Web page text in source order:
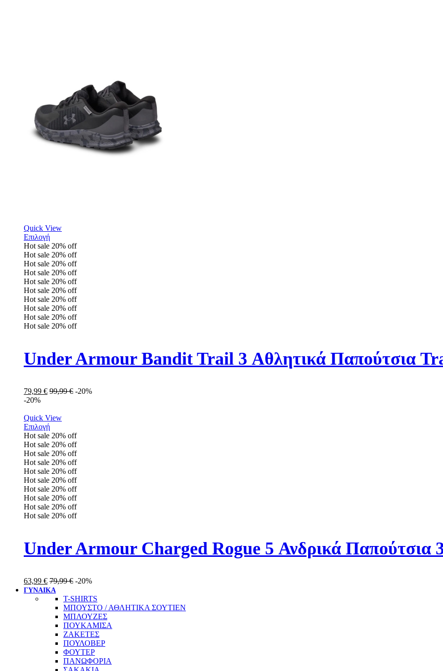
Quick View
Επιλογή
Hot sale 20% off
Hot sale 20% off
Hot sale 20% off
Hot sale 20% off
Hot sale 20% off
Hot sale 20% off
Hot sale 20% off
Hot sale 20% off
Hot sale 20% off
Hot sale 20% off
79,99 € 99,99€ -20%
-20%
Quick View
Επιλογή
Hot sale 20% off
Hot sale 20% off
Hot sale 20% off
Hot sale 20% off
Hot sale 20% off
Hot sale 20% off
Hot sale 20% off
Hot sale 20% off
Hot sale 20% off
Hot sale 20% off
Under Armour Charged Rogue 5 Ανδρικά Παπούτσια
63,99 € 79,99€ -20%
ΓΥΝΑΙΚΑ
T-SHIRTS
ΜΠΟΥΣΤΟ / ΑΘΛΗΤΙΚΑ ΣΟΥΤΙΕΝ
ΜΠΛΟΥΖΕΣ
ΠΟΥΚΑΜΙΣΑ
ΖΑΚΕΤΕΣ
ΠΟΥΛΟΒΕΡ
ΦΟΥΤΕΡ
ΠΑΝΩΦΟΡΙΑ